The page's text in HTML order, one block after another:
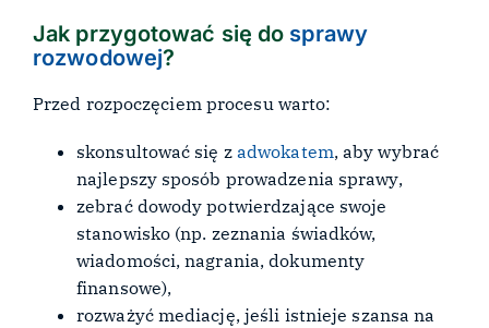
Jak przygotować się do sprawy
rozwodowej?
Przed rozpoczęciem procesu warto:
skonsultować się z adwokatem, aby wybrać
najlepszy sposób prowadzenia sprawy,
zebrać dowody potwierdzające swoje
stanowisko (np. zeznania świadków,
wiadomości, nagrania, dokumenty
finansowe),
rozważyć mediację, jeśli istnieje szansa na